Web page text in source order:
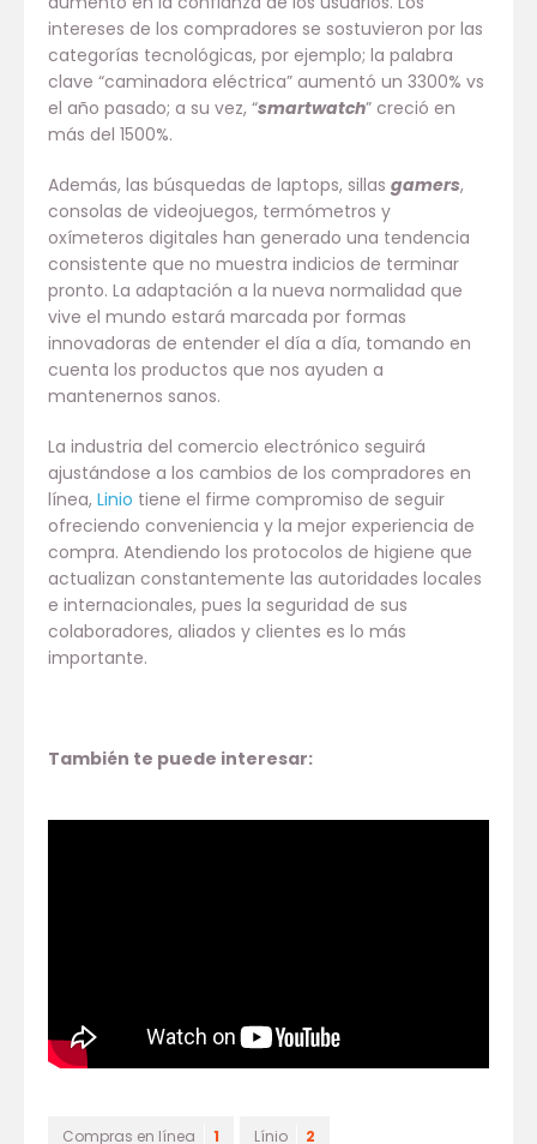
intereses de los compradores se sostuvieron por las
categorías tecnológicas, por ejemplo; la palabra
clave “caminadora eléctrica” aumentó un 3300% vs
el año pasado; a su vez, “smartwatch” creció en
más del 1500%.
Además, las búsquedas de laptops, sillas gamers,
consolas de videojuegos, termómetros y
oxímeteros digitales han generado una tendencia
consistente que no muestra indicios de terminar
pronto. La adaptación a la nueva normalidad que
vive el mundo estará marcada por formas
innovadoras de entender el día a día, tomando en
cuenta los productos que nos ayuden a
mantenernos sanos.
La industria del comercio electrónico seguirá
ajustándose a los cambios de los compradores en
línea, Linio tiene el firme compromiso de seguir
ofreciendo conveniencia y la mejor experiencia de
compra. Atendiendo los protocolos de higiene que
actualizan constantemente las autoridades locales
e internacionales, pues la seguridad de sus
colaboradores, aliados y clientes es lo más
importante.
También te puede interesar:
Compras en línea 1 Línio 2